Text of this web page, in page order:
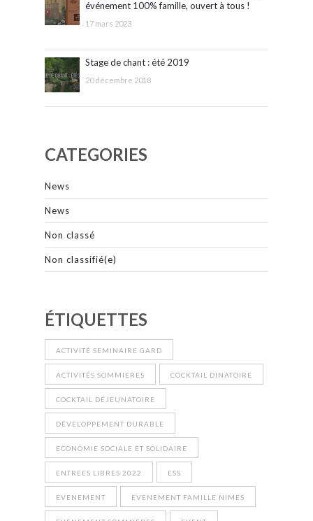
événement 100% famille, ouvert à tous !
17 mars 2023
Stage de chant : été 2019
20 décembre 2018
CATEGORIES
News
News
Non classé
Non classifié(e)
ÉTIQUETTES
ACTIVITÉ SEMINAIRE GARD
ACTIVITÉS SOMMIERES COCKTAIL DINATOIRE
COCKTAIL DÉJEUNATOIRE
DÉVELOPPEMENT DURABLE
ECONOMIE SOCIALE ET SOLIDAIRE
ENTREES LIBRES 2022 ESS
EVENEMENT EVENEMENT FAMILLE NIMES